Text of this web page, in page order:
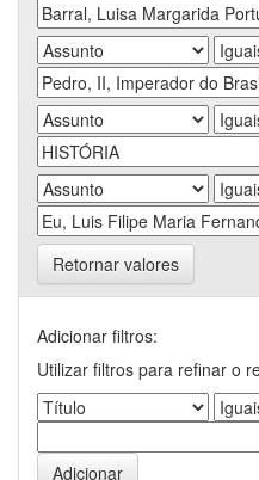
Retornar valores
Adicionar filtros:
Utilizar filtros para refinar o